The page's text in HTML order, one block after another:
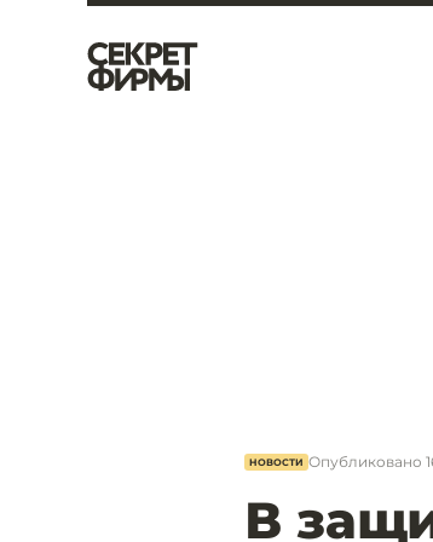
НОВОСТИ Опубликовано
В